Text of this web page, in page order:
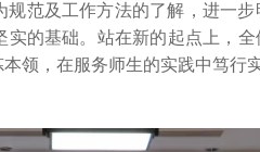
范及工作方法的了解，进一
的基础。站在新的起点上，
领，在服务师生的实践中笃行